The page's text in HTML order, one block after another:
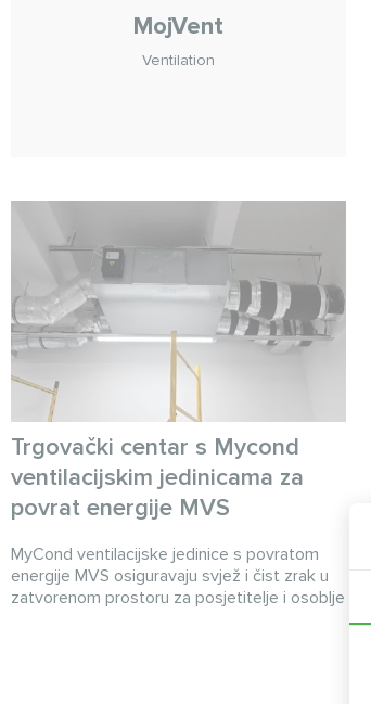
MojVent
Ventilation
Trgovački centar s Mycond
ventilacijskim jedinicama za
povrat energije MVS
MyCond ventilacijske jedinice s povratom
energije MVS osiguravaju svjež i čist zrak u
zatvorenom prostoru za posjetitelje i osoblje